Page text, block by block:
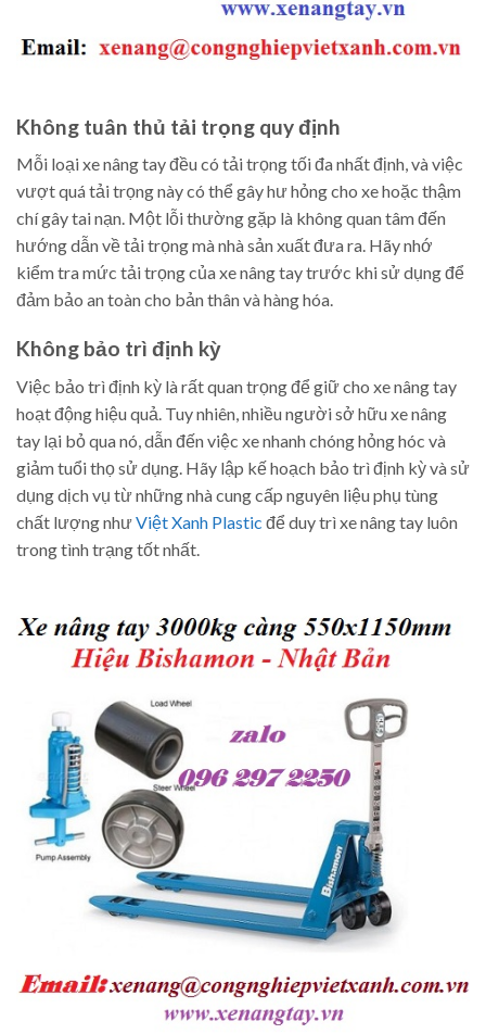
Không tuân thủ tải trọng quy định
Mỗi loại xe nâng tay đều có tải trọng tối đa nhất định, và việc
vượt quá tải trọng này có thể gây hư hỏng cho xe hoặc thậm
chí gây tai nạn. Một lỗi thường gặp là không quan tâm đến
hướng dẫn về tải trọng mà nhà sản xuất đưa ra. Hãy nhớ
kiểm tra mức tải trọng của xe nâng tay trước khi sử dụng để
đảm bảo an toàn cho bản thân và hàng hóa.
Không bảo trì định kỳ
Việc bảo trì định kỳ là rất quan trọng để giữ cho xe nâng tay
hoạt động hiệu quả. Tuy nhiên, nhiều người sở hữu xe nâng
tay lại bỏ qua nó, dẫn đến việc xe nhanh chóng hỏng hóc và
giảm tuổi thọ sử dụng. Hãy lập kế hoạch bảo trì định kỳ và sử
dụng dịch vụ từ những nhà cung cấp nguyên liệu phụ tùng
chất lượng nhưViệt Xanh Plastic để duy trì xe nâng tay luôn
trong tình trạng tốt nhất.